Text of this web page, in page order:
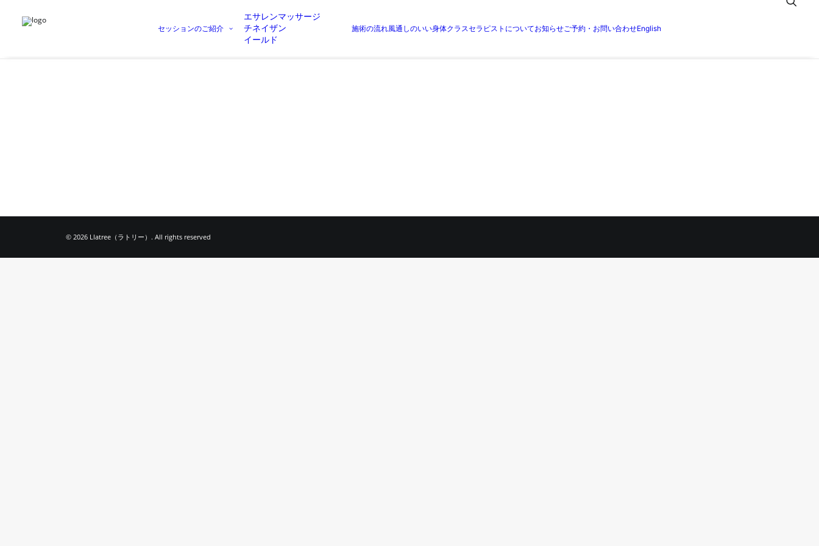
セッションのご紹介
エサレンマッサージ
チネイザン
イールド
施術の流れ風通しのいい身体クラスセラピストについてお知らせご予約・お問い合わせEnglish
Home お知らせ 12月スケジュール(セッション&クラス) 5E5C67AB-4BFD-4B3B-9279-92404DAEABBF
© 2026 Llatree（ラトリー）. All rights reserved